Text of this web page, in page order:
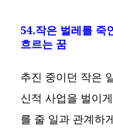
54.작은 벌레를 죽
흐르는 꿈
추진 중이던 작은
신적 사업을 벌이
를 줄 일과 관계하